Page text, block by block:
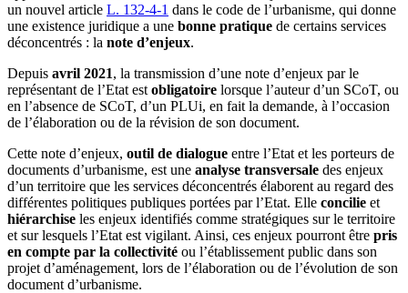
un nouvel article L. 132-4-1 dans le code de l’urbanisme, qui donne
une existence juridique a une bonne pratique de certains services
déconcentrés : la note d’enjeux.
Depuis avril 2021, la transmission d’une note d’enjeux par le
représentant de l’Etat est obligatoire lorsque l’auteur d’un SCoT, ou
en l’absence de SCoT, d’un PLUi, en fait la demande, à l’occasion
de l’élaboration ou de la révision de son document.
Cette note d’enjeux, outil de dialogue entre l’Etat et les porteurs de
documents d’urbanisme, est une analyse transversale des enjeux
d’un territoire que les services déconcentrés élaborent au regard des
différentes politiques publiques portées par l’Etat. Elle concilie et
hiérarchise les enjeux identifiés comme stratégiques sur le territoire
et sur lesquels l’Etat est vigilant. Ainsi, ces enjeux pourront être pris
en compte par la collectivité ou l’établissement public dans son
projet d’aménagement, lors de l’élaboration ou de l’évolution de son
document d’urbanisme.